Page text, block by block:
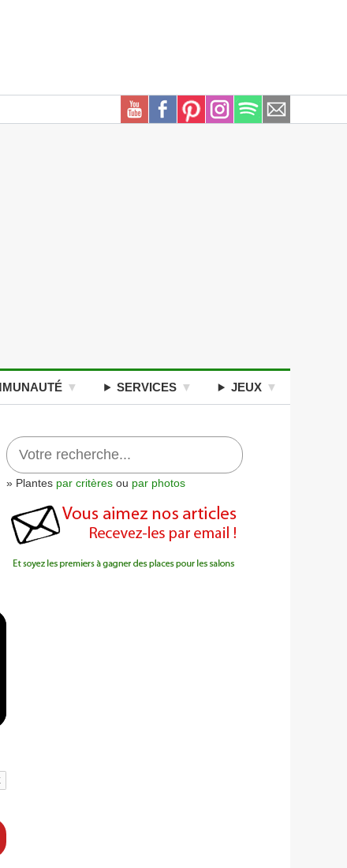
SERVICES JEUX
» Plantes par critères ou par photos